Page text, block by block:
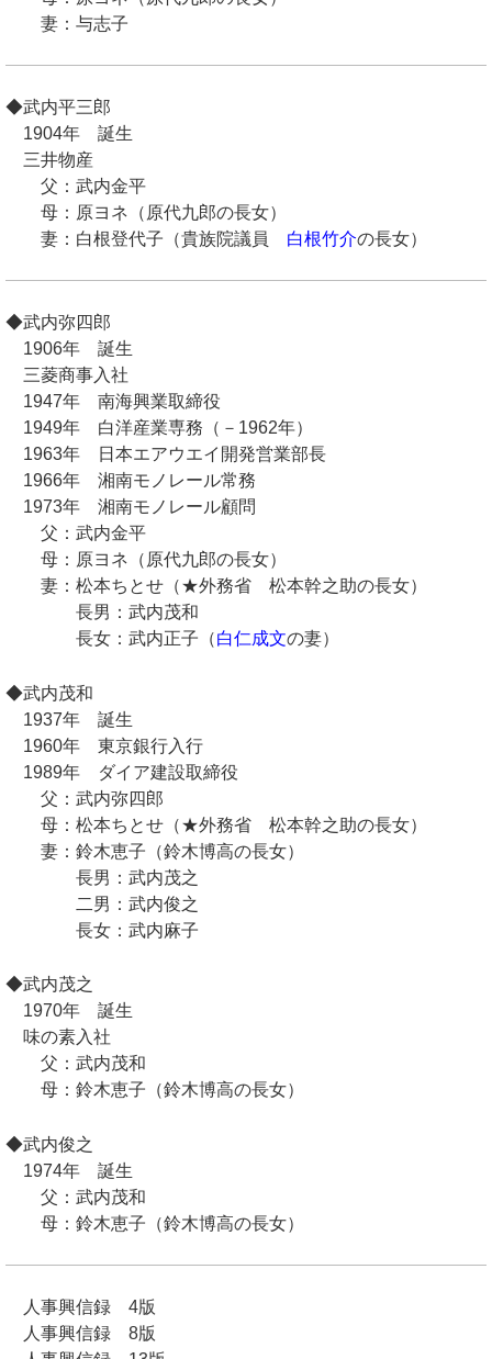
妻：与志子
◆武内平三郎
1904年 誕生
三井物産
父：武内金平
母：原ヨネ（原代九郎の長女）
妻：白根登代子（貴族院議員 白根竹介の長女）
◆武内弥四郎
1906年 誕生
三菱商事入社
1947年 南海興業取締役
1949年 白洋産業専務（－1962年）
1963年 日本エアウエイ開発営業部長
1966年 湘南モノレール常務
1973年 湘南モノレール顧問
父：武内金平
母：原ヨネ（原代九郎の長女）
妻：松本ちとせ（★外務省 松本幹之助の長女）
長男：武内茂和
長女：武内正子（白仁成文の妻）
◆武内茂和
1937年 誕生
1960年 東京銀行入行
1989年 ダイア建設取締役
父：武内弥四郎
母：松本ちとせ（★外務省 松本幹之助の長女）
妻：鈴木恵子（鈴木博高の長女）
長男：武内茂之
二男：武内俊之
長女：武内麻子
◆武内茂之
1970年 誕生
味の素入社
父：武内茂和
母：鈴木恵子（鈴木博高の長女）
◆武内俊之
1974年 誕生
父：武内茂和
母：鈴木恵子（鈴木博高の長女）
人事興信録 4版
人事興信録 8版